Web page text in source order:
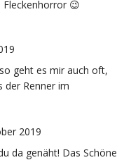
😉
geht es mir auch oft,
der Renner im
2019
da genäht! Das Schöne